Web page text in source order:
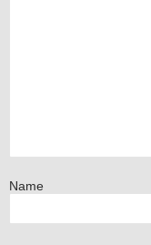
Name